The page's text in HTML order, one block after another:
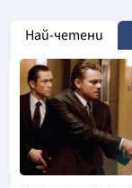
Най-четени